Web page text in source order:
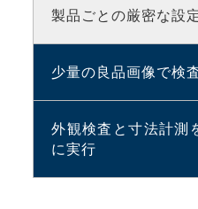
製品ごとの厳密な設
少量の良品画像で検
外観検査と寸法計測
に実行